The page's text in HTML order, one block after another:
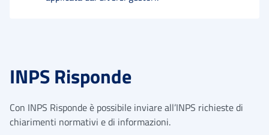
INPS Risponde
Con INPS Risponde è possibile inviare all’INPS richieste di
chiarimenti normativi e di informazioni.